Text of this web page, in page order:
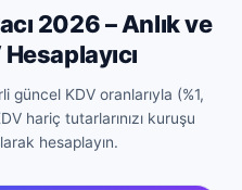
2026 – Anlık ve
güncel KDV oranlarıyla (%1,
hariç tutarlarınızı kuruşu
hesaplayın.